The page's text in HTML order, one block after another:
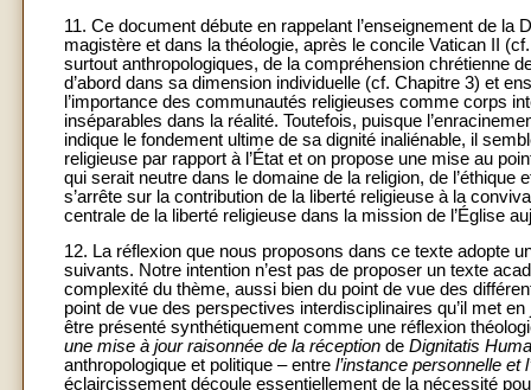
11. Ce document débute en rappelant l’enseignement de la
magistère et dans la théologie, après le concile Vatican II
surtout anthropologiques, de la compréhension chrétienne
d’abord dans sa dimension individuelle (cf. Chapitre 3) et
l’importance des communautés religieuses comme corps
inséparables dans la réalité. Toutefois, puisque
indique le fondement ultime de sa dignité inaliénable, il
religieuse par rapport à l’État et on propose une mise au
qui serait neutre dans le domaine de la religion, de
s’arrête sur la contribution de la liberté religieuse à la
centrale de la liberté religieuse dans la mission de l’Église
12. La réflexion que nous proposons dans ce texte adopte
suivants. Notre intention n’est pas de proposer un texte
complexité du thème, aussi bien du point de vue des
point de vue des perspectives interdisciplinaires qu’il met
être présenté synthétiquement comme une réflexion
une mise à jour raisonnée de la réception de Dignitatis
anthropologique et politique – entre l’instance personnelle et
éclaircissement découle essentiellement de la nécessité